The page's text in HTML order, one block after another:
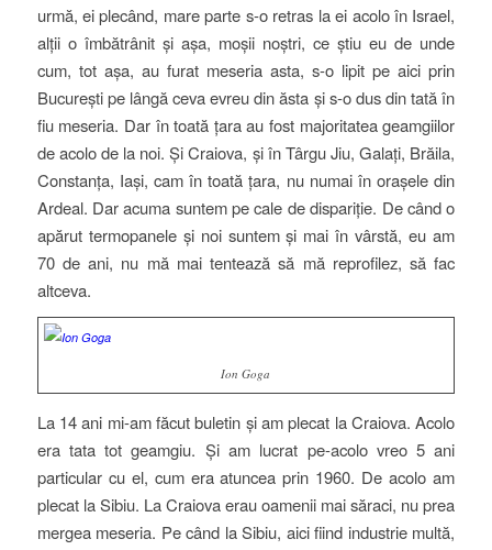
urmă, ei plecând, mare parte s-o retras la ei acolo în Israel,
alții o îmbătrânit și așa, moșii noștri, ce știu eu de unde
cum, tot așa, au furat meseria asta, s-o lipit pe aici prin
București pe lângă ceva evreu din ăsta și s-o dus din tată în
fiu meseria. Dar în toată țara au fost majoritatea geamgiilor
de acolo de la noi. Și Craiova, și în Târgu Jiu, Galați, Brăila,
Constanța, Iași, cam în toată țara, nu numai în orașele din
Ardeal. Dar acuma suntem pe cale de dispariție. De când o
apărut termopanele și noi suntem și mai în vârstă, eu am
70 de ani, nu mă mai tentează să mă reprofilez, să fac
altceva.
Ion Goga
La 14 ani mi-am făcut buletin și am plecat la Craiova. Acolo
era tata tot geamgiu. Și am lucrat pe-acolo vreo 5 ani
particular cu el, cum era atuncea prin 1960. De acolo am
plecat la Sibiu. La Craiova erau oamenii mai săraci, nu prea
mergea meseria. Pe când la Sibiu, aici fiind industrie multă,